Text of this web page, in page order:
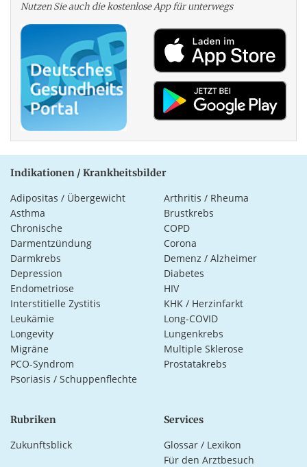
Nutzen Sie auch die kosten­lose App für unterwegs
Indikationen / Krankheitsbilder
Adipositas / Übergewicht
Arthritis / Rheuma
Asthma
Brustkrebs
Chronische
Darmentzündung
COPD
Corona
Darmkrebs
Demenz / Alzheimer
Depression
Diabetes
Endometriose
HIV
Interstitielle Zystitis
KHK / Herzinfarkt
Leukämie
Long-COVID
Longevity
Lungenkrebs
Migräne
Multiple Sklerose
PCO-Syndrom
Prostatakrebs
Psoriasis / Schuppenflechte
Rubriken
Zukunftsblick
Services
Glossar / Lexikon
Für den Arztbesuch